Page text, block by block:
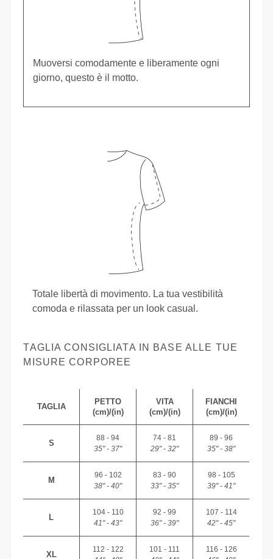
Muoversi comodamente e liberamente ogni
giorno, questo è il motto.
Totale libertà di movimento. La tua vestibilità
comoda e rilassata per un look casual.
TAGLIA CONSIGLIATA IN BASE ALLE TUE
MISURE CORPOREE
TAGLIA
PETTO
(cm)/(in)
VITA
(cm)/(in)
FIANCHI
(cm)/(in)
S
88 - 94
35" - 37"
74 - 81
29" - 32"
89 - 96
35" - 38"
M
96 - 102
38" - 40"
83 - 90
33" - 35"
98 - 105
39" - 41"
L
104 - 110
41" - 43"
92 - 99
36" - 39"
107 - 114
42" - 45"
XL
112 - 122
101 - 111
116 - 126